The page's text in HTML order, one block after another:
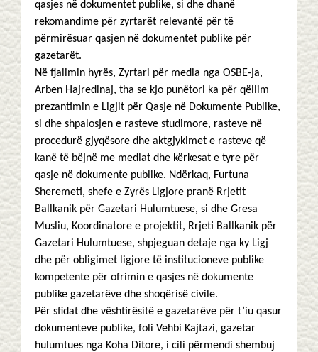
qasjes në dokumentet publike, si dhe dhanë
rekomandime për zyrtarët relevantë për të
përmirësuar qasjen në dokumentet publike për
gazetarët.
Në fjalimin hyrës, Zyrtari për media nga OSBE-ja,
Arben Hajredinaj, tha se kjo punëtori ka për qëllim
prezantimin e Ligjit për Qasje në Dokumente Publike,
si dhe shpalosjen e rasteve studimore, rasteve në
procedurë gjyqësore dhe aktgjykimet e rasteve që
kanë të bëjnë me mediat dhe kërkesat e tyre për
qasje në dokumente publike. Ndërkaq, Furtuna
Sheremeti, shefe e Zyrës Ligjore pranë Rrjetit
Ballkanik për Gazetari Hulumtuese, si dhe Gresa
Musliu, Koordinatore e projektit, Rrjeti Ballkanik për
Gazetari Hulumtuese, shpjeguan detaje nga ky Ligj
dhe për obligimet ligjore të institucioneve publike
kompetente për ofrimin e qasjes në dokumente
publike gazetarëve dhe shoqërisë civile.
Për sfidat dhe vështirësitë e gazetarëve për t’iu qasur
dokumenteve publike, foli Vehbi Kajtazi, gazetar
hulumtues nga Koha Ditore, i cili përmendi shembuj